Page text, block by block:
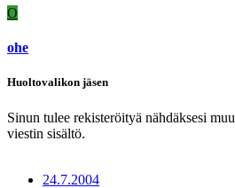
O
ohe
Huoltovalikon jäsen
Sinun tulee rekisteröityä nähdäksesi
viestin sisältö.
24.7.2004